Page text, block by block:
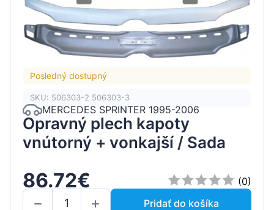
Posledný dostupný
SKU: 506303-2 506303-3
MERCEDES SPRINTER 1995-2006
Opravný plech kapoty
vnútorný + vonkajší / Sada
86.72€
(0)
Pridať do košíka